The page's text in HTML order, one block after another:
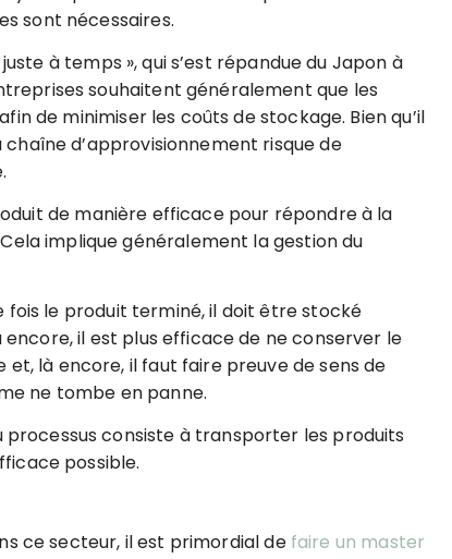
sont nécessaires.
à temps », qui s’est répandue du Japon à
souhaitent généralement que les
de minimiser les coûts de stockage. Bien qu’il
chaîne d’approvisionnement risque de
de manière efficace pour répondre à la
implique généralement la gestion du
fois le produit terminé, il doit être stocké
il est plus efficace de ne conserver le
là encore, il faut faire preuve de sens de
ne tombe en panne.
processus consiste à transporter les produits
possible.
ce secteur, il est primordial de faire un master